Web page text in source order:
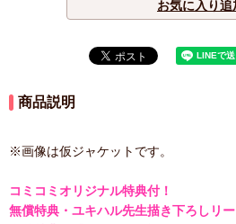
お気に入り追
商品説明
※画像は仮ジャケットです。
コミコミオリジナル特典付！
無償特典・ユキハル先生描き下ろしリ